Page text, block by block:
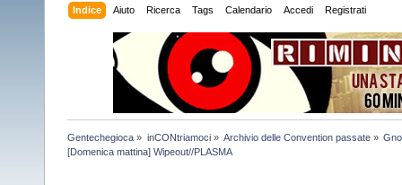
Indice Aiuto Ricerca Tags Calendario Accedi Registrati
Gentechegioca » inCONtriamoci» Archivio delle Convention passate»
[Domenica mattina] Wipeout//PLASMA